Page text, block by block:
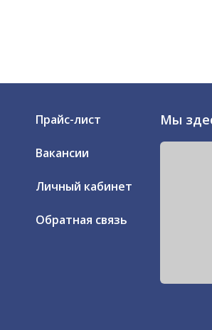
Прайс-лист
Вакансии
Личный кабинет
Обратная связь
Мы